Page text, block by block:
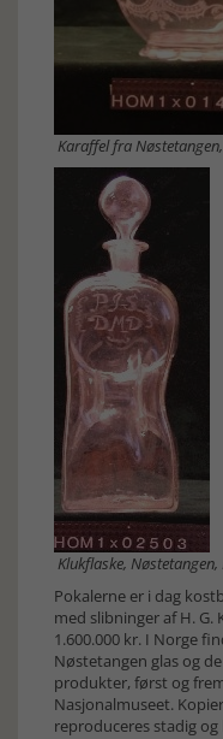
Karaffel fra
Klukflaske,
Pokalerne er i dag
med slibninger af H.
1.600.000 kr. I Norge
Nøstetangen glas og
produkter, først og
Nasjonalmuseet.
reproduceres stadig og